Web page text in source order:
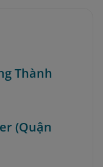
Thành
(Quận